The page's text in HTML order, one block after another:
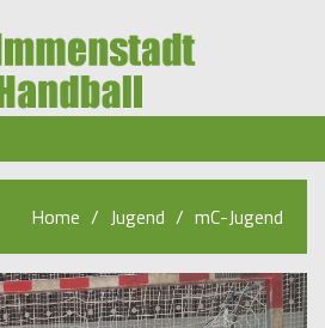
Home Jugend mC-Jugend